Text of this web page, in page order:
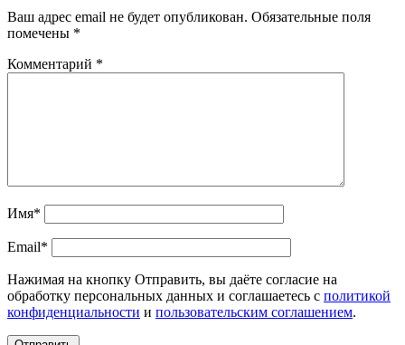
Ваш адрес email не будет опубликован. Обязательные поля
помечены *
Комментарий *
Имя*
Email*
Нажимая на кнопку Отправить, вы даёте согласие на
обработку персональных данных и соглашаетесь с политикой
конфиденциальности и пользовательским соглашением.